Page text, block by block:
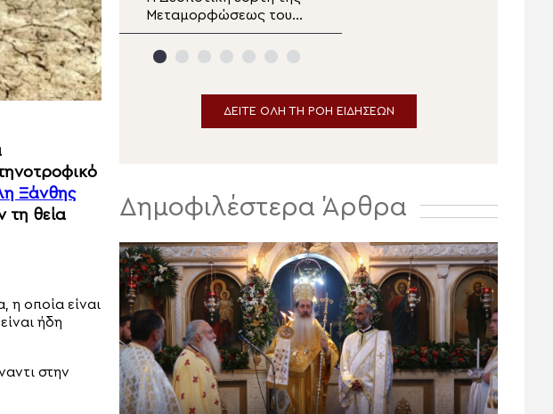
Ξάνθης
τη θεία
η οποία είναι
ήδη
στην
της
Μεταμορφώσεως του
Κυρίου στη Μητρόπολη
Πειραιώς
ΔΕΙΤΕ ΟΛΗ ΤΗ ΡΟΗ ΕΙΔΗΣΕΩΝ
Δημοφιλέστερα Άρθρα